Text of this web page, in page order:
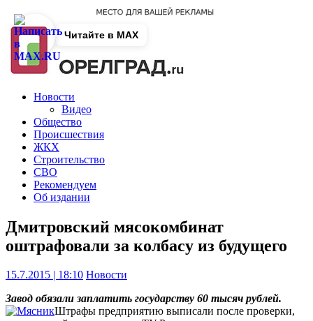
Новости
Видео
Общество
Происшествия
ЖКХ
Строительство
СВО
Рекомендуем
Об издании
Дмитровский мясокомбинат
оштрафовали за колбасу из будущего
15.7.2015 | 18:10 Новости
Завод обязали заплатить государству 60 тысяч рублей.
Штрафы предприятию выписали после проверки,
Читайте в MAX